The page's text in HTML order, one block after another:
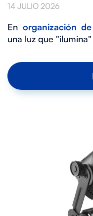
14 JULIO 2026
En organización
una luz que